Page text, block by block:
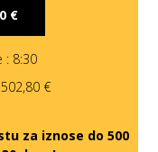
€
: 8:30
502,80 €
za iznose do 500